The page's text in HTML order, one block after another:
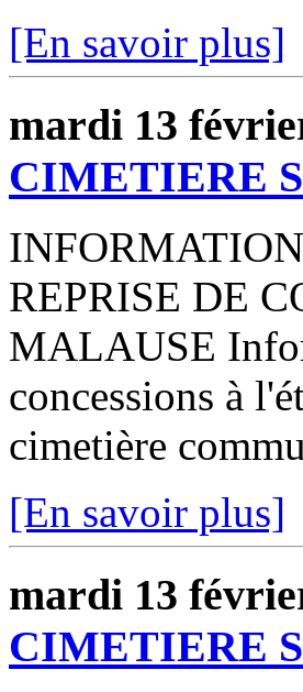
[En savoir plus]
mardi 13
CIMETIERE
REPRISE DE
MALAUSE
concessions à
cimetière
[En savoir plus]
mardi 13
CIMETIERE